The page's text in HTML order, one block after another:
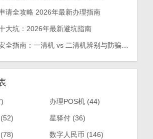
请全攻略 2026年最新办理指南
大坑：2026年最新避坑指南
佛山POS机安全指南：一清机 vs 二清机辨别与防骗手册
办理POS机(44)
星驿付(36)
数字人民币 (146)